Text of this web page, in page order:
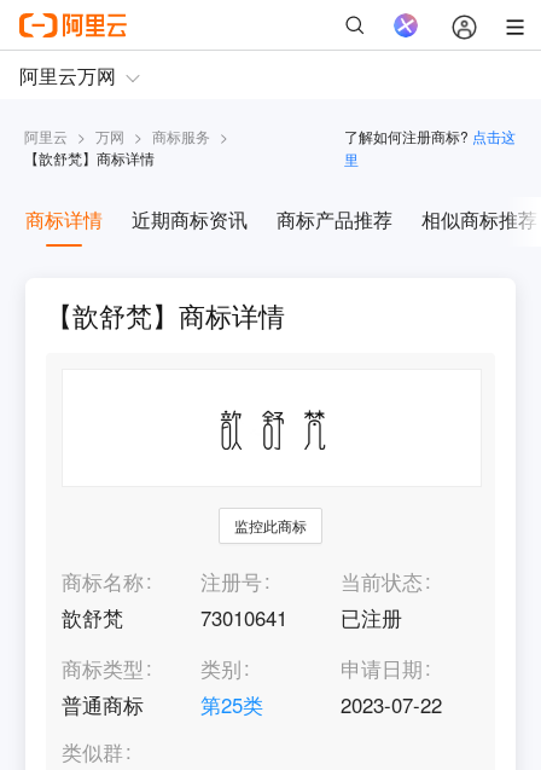
阿里云 > 万网 > 商标服务 >
【歆舒梵】商标详情
了解如何注册商标? 点击这
里
商标详情 近期商标资讯 商标产品推荐 相似商标推荐
【歆舒梵】商标详情
监控此商标
商标名称
歆舒梵
注册号
73010641
当前状态
已注册
商标类型
普通商标
类别
第25类
申请日期
2023-07-22
类似群